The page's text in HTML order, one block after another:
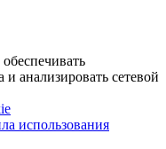
анализировать сетевой
использования